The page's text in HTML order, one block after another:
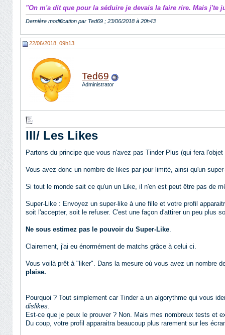
"On m'a dit que pour la séduire je devais la faire rire. Mais
Dernière modification par Ted69 ; 23/06/2018 à 20h43
22/06/2018, 09h13
Ted69
Administrator
III/ Les Likes
Partons du principe que vous n'avez pas Tinder Plus (qui fera
Vous avez donc un nombre de likes par jour limité, ainsi qu'un
Si tout le monde sait ce qu'un un Like, il n'en est peut être pas de
Super-Like : Envoyez un super-like à une fille et votre profil
soit l'accepter, soit le refuser. C'est une façon d'attirer un peu plus
Ne sous estimez pas le pouvoir du Super-Like.
Clairement, j'ai eu énormément de matchs grâce à celui ci.
Vous voilà prêt à "liker". Dans la mesure où vous avez un nombre
plaise.
Pourquoi ? Tout simplement car Tinder a un algorythme qui vous
dislikes.
Est-ce que je peux le prouver ? Non. Mais mes nombreux tests et
Du coup, votre profil apparaitra beaucoup plus rarement sur les